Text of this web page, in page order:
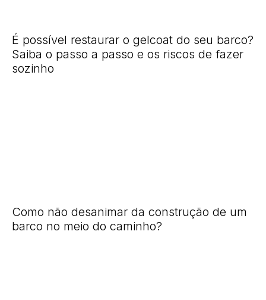
É possível restaurar o gelcoat do seu barco?
Saiba o passo a passo e os riscos de fazer
sozinho
Como não desanimar da construção de um
barco no meio do caminho?